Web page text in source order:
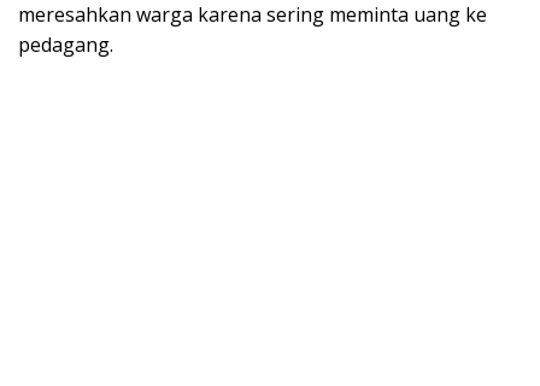
meresahkan warga karena sering meminta uang ke
pedagang.